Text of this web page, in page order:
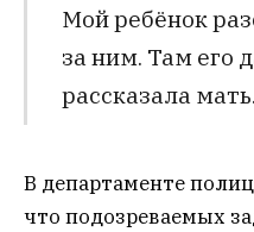
Мой ребёнок
за ним. Там его
рассказала мать.
В департаменте
что подозреваемых